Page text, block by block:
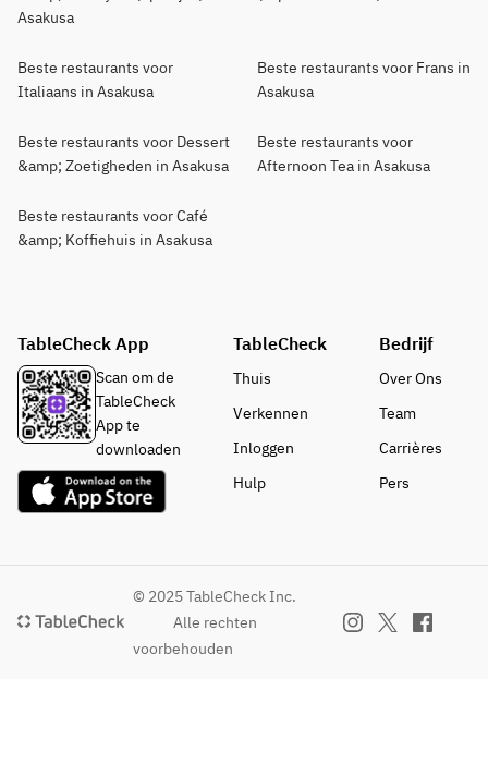
Asakusa
Beste restaurants voor
Italiaans in Asakusa
Beste restaurants voor Frans in
Asakusa
Beste restaurants voor Dessert
&amp; Zoetigheden in Asakusa
Beste restaurants voor
Afternoon Tea in Asakusa
Beste restaurants voor Café
&amp; Koffiehuis in Asakusa
TableCheck App
Scan om de
TableCheck
App te
downloaden
TableCheck
Thuis
Verkennen
Inloggen
Hulp
Bedrijf
Over Ons
Team
Carrières
Pers
© 2025 TableCheck Inc.
Alle rechten
voorbehouden